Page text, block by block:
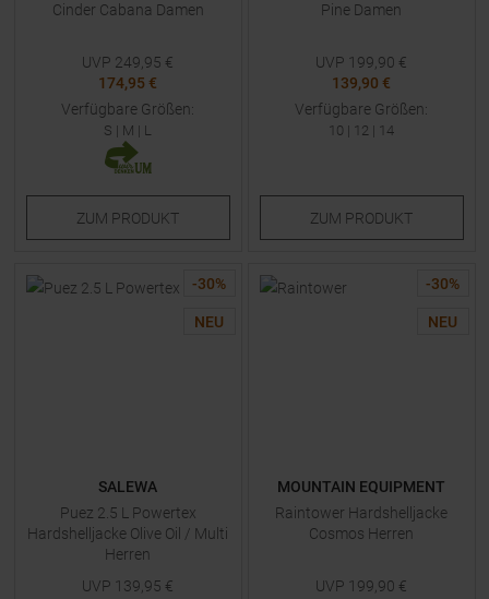
Cinder Cabana Damen
UVP 249,95 €
174,95 €
Verfügbare Größen:
S | M | L
ZUM PRODUKT
Pine Damen
UVP 199,90 €
139,90 €
Verfügbare Größen:
10 | 12 | 14
ZUM PRODUKT
-30%
NEU
SALEWA
Puez 2.5 L Powertex
Hardshelljacke Olive Oil / Multi
Herren
UVP 139,95 €
-30%
NEU
MOUNTAIN EQUIPMENT
Raintower Hardshelljacke
Cosmos Herren
UVP 199,90 €